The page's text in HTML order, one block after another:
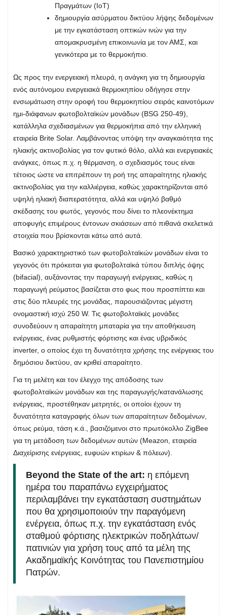
Πραγμάτων (IoT)
δημιουργία ασύρματου δικτύου λήψης δεδομένων
με την εγκατάσταση οπτικών ινών για την
απομακρυσμένη επικοινωνία με τον ΑΜΣ, και
γενικότερα με το θερμοκήπιο.
Ως προς την ενεργειακή πλευρά, η ανάγκη για τη δημιουργία
ενός αυτόνομου ενεργειακά θερμοκηπίου οδήγησε στην
ενσωμάτωση στην οροφή του θερμοκηπίου σειράς καινοτόμων
ημι-διάφανων φωτοβολταϊκών μονάδων (BSG 250-49),
κατάλληλα σχεδιασμένων για θερμοκήπια από την ελληνική
εταιρεία Brite Solar. Λαμβάνοντας υπόψη την αναγκαιότητα της
ηλιακής ακτινοβολίας για τον φυτικό θόλο, αλλά και ενεργειακές
ανάγκες, όπως π.χ. η θέρμανση, ο σχεδιασμός τους είναι
τέτοιος ώστε να επιτρέπουν τη ροή της απαραίτητης ηλιακής
ακτινοβολίας για την καλλιέργεια, καθώς χαρακτηρίζονται από
υψηλή ηλιακή διαπερατότητα, αλλά και υψηλό βαθμό
σκέδασης του φωτός, γεγονός που δίνει το πλεονέκτημα
αποφυγής επιμέρους έντονων σκιάσεων από πιθανά σκελετικά
στοιχεία που βρίσκονται κάτω από αυτά.
Βασικό χαρακτηριστικό των φωτοβολταϊκών μονάδων είναι το
γεγονός ότι πρόκειται για φωτοβολταϊκά τύπου διπλής όψης
(bifacial), αυξάνοντας την παραγωγή ενέργειας, καθώς η
παραγωγή ρεύματος βασίζεται στο φως που προσπίπτει και
στις δύο πλευρές της μονάδας, παρουσιάζοντας μέγιστη
ονομαστική ισχύ 250 W. Τις φωτοβολταϊκές μονάδες
συνοδεύουν η απαραίτητη μπαταρία για την αποθήκευση
ενέργειας, ένας ρυθμιστής φόρτισης και ένας υβριδικός
inverter, ο οποίος έχει τη δυνατότητα χρήσης της ενέργειας του
δημόσιου δικτύου, αν κριθεί απαραίτητο.
Για τη μελέτη και τον έλεγχο της απόδοσης των
φωτοβολταϊκών μονάδων και της παραγωγής/κατανάλωσης
ενέργειας, προστέθηκαν μετρητές, οι οποίοι έχουν τη
δυνατότητα καταγραφής όλων των απαραίτητων δεδομένων,
όπως ρεύμα, τάση κ.ά., βασιζόμενοι στο πρωτόκολλο ZigBee
για τη μετάδοση των δεδομένων αυτών (Meazon, εταιρεία
Διαχείρισης ενέργειας, ευφυών κτιρίων & πόλεων).
Beyond the State of the art: η επόμενη
ημέρα του παραπάνω εγχειρήματος
περιλαμβάνει την εγκατάσταση συστημάτων
που θα χρησιμοποιούν την παραγόμενη
ενέργεια, όπως π.χ. την εγκατάσταση ενός
σταθμού φόρτισης ηλεκτρικών ποδηλάτων/
πατινιών για χρήση τους από τα μέλη της
Ακαδημαϊκής Κοινότητας του Πανεπιστημίου
Πατρών.